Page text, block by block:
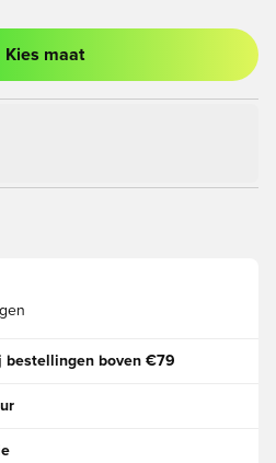
loggen of je aan te melden als lid
Kies maat
bestellingen boven €79